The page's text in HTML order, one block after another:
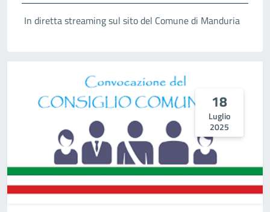
In diretta streaming sul sito del Comune di Manduria
18
Luglio
2025